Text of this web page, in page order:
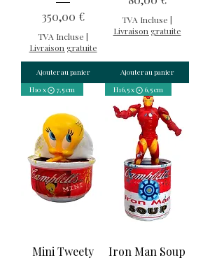
Prix
350,00 €
TVA Incluse |
Livraison gratuite
Ajouter au panier
TVA Incluse |
Livraison gratuite
Ajouter au panier
H10 x ⨀ 7,5 cm
Mini Tweety
H16,5 x ⨀ 6,5 cm
Iron Man Soup